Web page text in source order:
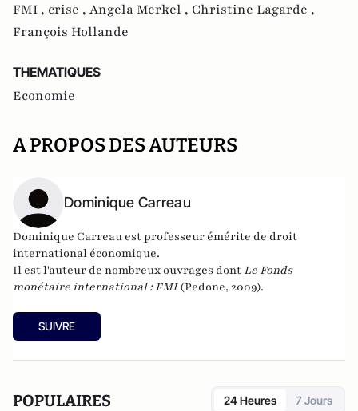
FMI , crise , Angela Merkel , Christine Lagarde ,
François Hollande
THEMATIQUES
Economie
A PROPOS DES AUTEURS
Dominique Carreau
Dominique Carreau est professeur émérite de droit
international économique.
Il est l'auteur de nombreux ouvrages dont Le Fonds
monétaire international : FMI(Pedone, 2009).
SUIVRE
POPULAIRES 24 Heures 7 Jours